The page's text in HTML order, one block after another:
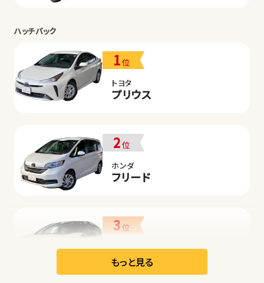
ハッチバック
1位
トヨタ
プリウス
2位
ホンダ
フリード
3位
日産
リーフ
もっと見る